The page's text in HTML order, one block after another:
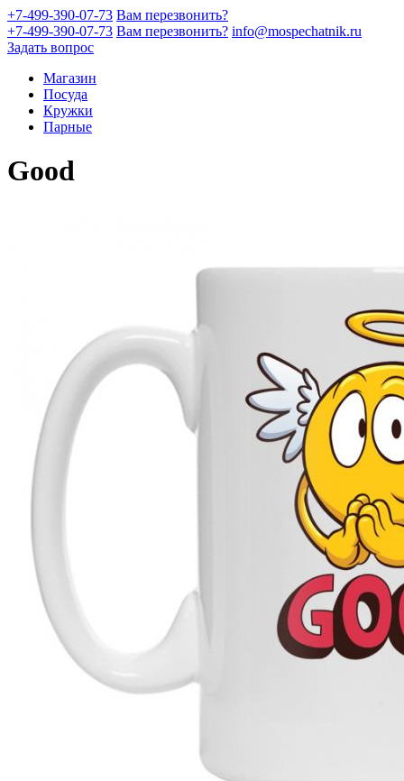
+7-499-390-07-73 Вам перезвонить?
+7-499-390-07-73 Вам перезвонить? info@mospechatnik.ru
Задать вопрос
Магазин
Посуда
Кружки
Парные
Good